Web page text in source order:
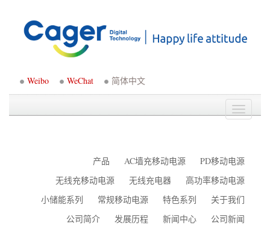
Weibo WeChat 简体中文
Toggle
产品 AC墙充移动电源
PD移动电源
无线充移动电源
无线充电器
高功率移动电源
小储能系列
常规移动电源 特色系列
关于我们
公司简介
发展历程 新闻中心
公司新闻